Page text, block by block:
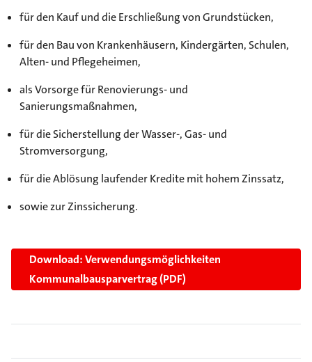
für den Kauf und die Erschließung von Grundstücken,
für den Bau von Krankenhäusern, Kindergärten, Schulen,
Alten- und Pflegeheimen,
als Vorsorge für Renovierungs- und
Sanierungsmaßnahmen,
für die Sicherstellung der Wasser-, Gas- und
Stromversorgung,
für die Ablösung laufender Kredite mit hohem Zinssatz,
sowie zur Zinssicherung.
Download: Verwendungsmöglichkeiten
Kommunalbausparvertrag (PDF)